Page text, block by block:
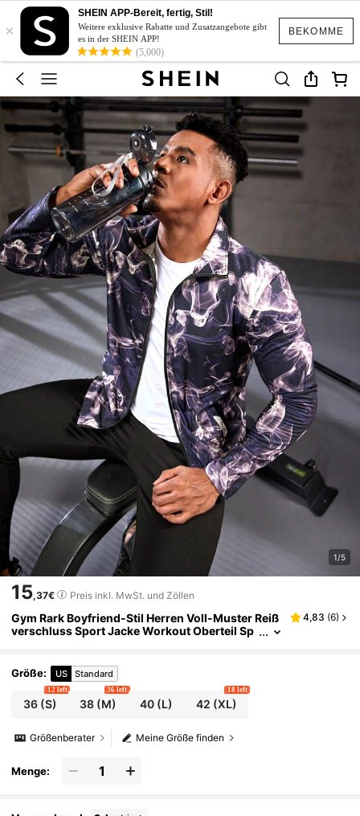
BEKOMME
×
SHEIN APP-Bereit, fertig, Stil!
Weitere exklusive Rabatte und Zusatzangebote gibt
es in der SHEIN APP!
(5,000)
1/5
15,37€ Preis inkl. MwSt. und Zöllen
Gym Rark Boyfriend-Stil Herren Voll-Muster Reiß
verschluss Sport Jacke Workout Oberteil Sp
4,83 (6)
Größe: US Standard
36(S)
12 left
38 (M)
36 left
40(L) 42 (XL)
18 left
Meine Größe finden
Größenberater
Menge: